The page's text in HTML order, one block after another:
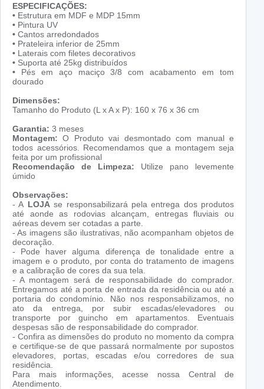
ESPECIFICAÇÕES:
• Estrutura em MDF e MDP 15mm
• Pintura UV
• Cantos arredondados
• Prateleira inferior de 25mm
• Laterais com filetes decorativos
• Suporta até 25kg distribuídos
• Pés em aço maciço 3/8 com acabamento em tom
dourado
Dimensões:
Tamanho do Produto (L x A x P): 160 x 76 x 36 cm
Garantia: 3 meses
Montagem:O Produto vai desmontado com manual e
todos acessórios. Recomendamos que a montagem seja
feita por um profissional
Recomendação de Limpeza: Utilize pano levemente
úmido
Observações:
- A LOJAse responsabilizará pela entrega dos produtos
até aonde as rodovias alcançam, entregas fluviais ou
aéreas devem ser cotadas a parte.
- As imagens são ilustrativas, não acompanham objetos de
decoração.
- Pode haver alguma diferença de tonalidade entre a
imagem e o produto, por conta do tratamento de imagens
e a calibração de cores da sua tela.
- A montagem será de responsabilidade do comprador.
Entregamos até a porta de entrada da residência ou até a
portaria do condomínio. Não nos responsabilizamos, no
ato da entrega, por subir escadas/elevadores ou
transporte por guincho em apartamentos. Eventuais
despesas são de responsabilidade do comprador.
- Confira as dimensões do produto no momento da compra
e certifique-se de que passará normalmente por supostos
elevadores, portas, escadas e/ou corredores de sua
residência.
Para mais informações, acesse nossa Central de
Atendimento.